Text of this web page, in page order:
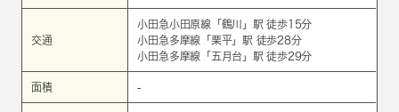
交通
小田急小田原線 「 鶴川
」駅 徒歩15分
小田急多摩線 「 栗平」駅 徒歩28分
小田急多摩線 「 五月台 」駅 徒歩29分
面積 -